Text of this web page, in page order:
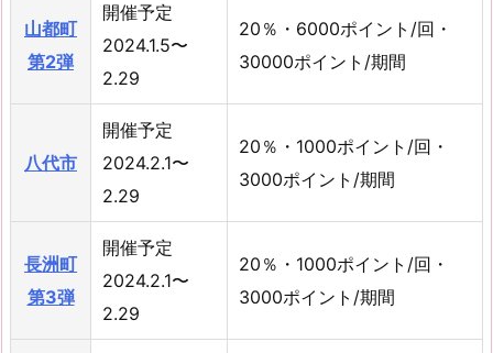
山都町
第2弾
開催予定
2024.1.5〜
2.29
20％・6000ポイント/回・
30000ポイント/期間
八代市
開催予定
2024.2.1〜
2.29
20％・1000ポイント/回・
3000ポイント/期間
長洲町
第3弾
開催予定
2024.2.1〜
2.29
20％・1000ポイント/回・
3000ポイント/期間